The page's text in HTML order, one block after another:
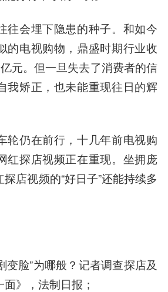
往会埋下隐患的种子。和如今
的电视购物，鼎盛时期行业收
元。但一旦失去了消费者的信
我矫正，也未能重现往日的辉
轮仍在前行，十几年前电视购
红探店视频正在重现。坐拥庞
店视频的“好日子”还能持续多
变脸”为哪般？记者调查探店及
》，法制日报；